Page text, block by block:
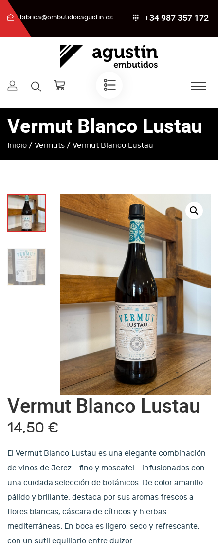
fabrica@embutidosagustin.es +34 987 357 172
Vermut Blanco Lustau
Inicio / Vermuts / Vermut Blanco Lustau
Vermut Blanco Lustau
14,50 €
El Vermut Blanco Lustau es una elegante combinación
de vinos de Jerez —fino y moscatel— infusionados con
una cuidada selección de botánicos. De color amarillo
pálido y brillante, destaca por sus aromas frescos a
flores blancas, cáscara de cítricos y hierbas
mediterráneas. En boca es ligero, seco y refrescante,
con un sutil equilibrio entre dulzor …